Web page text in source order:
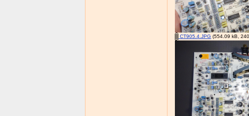
CT905.4.JPG (554.09 kB,